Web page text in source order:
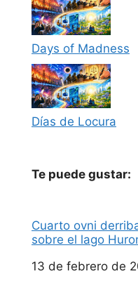
Days of Madness
Días de Locura
Te puede gustar:
Cuarto ovni
sobre el lago
Fecha
13 de febrero de